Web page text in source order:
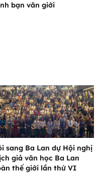
bạn văn giới
sang Ba Lan dự Hội nghị
giả văn học Ba Lan
thế giới lần thứ VI